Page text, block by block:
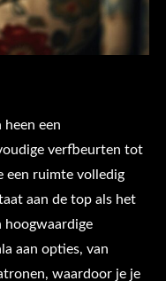
een
verfbeurten tot
een ruimte volledig
aan de top als het
hoogwaardige
aan opties, van
waardoor je je